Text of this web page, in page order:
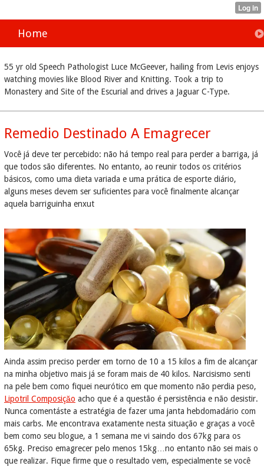
Home
55 yr old Speech Pathologist Luce McGeever, hailing from Levis enjoys
watching movies like Blood River and Knitting. Took a trip to
Monastery and Site of the Escurial and drives a Jaguar C-Type.
Remedio Destinado A Emagrecer
Você já deve ter percebido: não há tempo real para perder a barriga, já
que todos são diferentes. No entanto, ao reunir todos os critérios
básicos, como uma dieta variada e uma prática de esporte diário,
alguns meses devem ser suficientes para você finalmente alcançar
aquela barriguinha enxut
Ainda assim preciso perder em torno de 10 a 15 kilos a fim de alcançar
na minha objetivo mais já se foram mais de 40 kilos. Narcisismo senti
na pele bem como fiquei neurótico em que momento não perdia peso,
Lipotril Composiçăo acho que é a questão é persistência e não desistir.
Nunca comentáste a estratégia de fazer uma janta hebdomadário com
mais carbs. Me encontrava exatamente nesta situação e graças a você
bem como seu blogue, a 1 semana me vi saindo dos 67kg para os
65kg. Preciso emagrecer pelo menos 15kg…no entanto não sei mais o
que realizar. Fique firme que o resultado vem, especialmente se você